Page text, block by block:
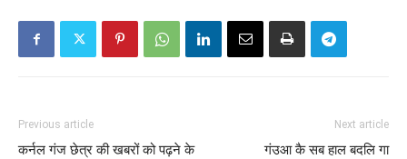
Previous article
कर्नल गंज छेत्र की खबरों को पढ़ने के
Next article
गंउआ कै सब हाल बदलि गा